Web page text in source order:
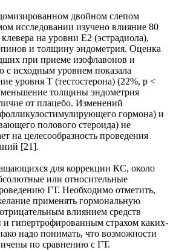
двойном слепом
исследовании изучено влияние 80
на уровни Е2 (эстрадиола),
и толщину эндометрия. Оценка
при приеме изофлавонов и
с исходным уровнем показала
уровня Т (тестостерона) (22%, р <
толщины эндометрия
от плацебо. Изменений
гормона) и
полового стероида) не
на целесообразность проведения
[21].
для коррекции КС, около
или относительные
ГТ. Необходимо отметить,
применять гормональную
влиянием средств
гипертрофированным страхом каких-
надо понимать, что возможности
по сравнению с ГТ.